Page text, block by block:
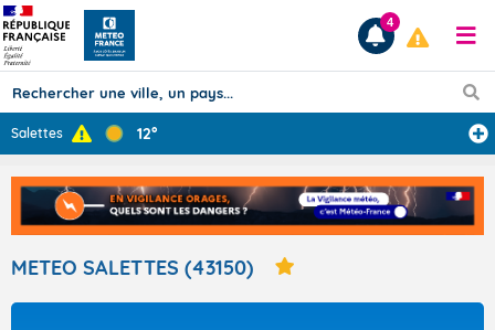
Prévisions
TOUS LES RÉSULTATS
Articles
4
Salettes 12°
METEO SALETTES (43150)